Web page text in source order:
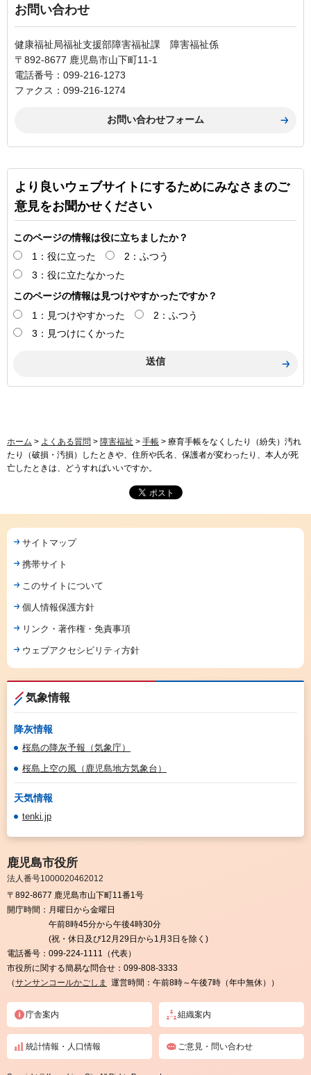
お問い合わせ
健康福祉局福祉支援部障害福祉課 障害福祉係
〒892-8677 鹿児島市山下町11-1
電話番号：099-216-1273
ファクス：099-216-1274
より良いウェブサイトにするためにみなさまのご
意見をお聞かせください
このページの情報は役に立ちましたか？
1：役に立った
2：ふつう
3：役に立たなかった
このページの情報は見つけやすかったですか？
1：見つけやすかった
2：ふつう
3：見つけにくかった
ホーム > よくある質問 > 障害福祉 > 手帳 > 療育手帳をなくしたり（紛失）汚れ
たり（破損・汚損）したときや、住所や氏名、保護者が変わったり、本人が死
亡したときは、どうすればいいですか。
サイトマップ
携帯サイト
このサイトについて
個人情報保護方針
リンク・著作権・免責事項
ウェブアクセシビリティ方針
気象情報
降灰情報
桜島の降灰予報（気象庁）
桜島上空の風（鹿児島地方気象台）
天気情報
tenki.jp
鹿児島市役所
法人番号1000020462012
〒892-8677 鹿児島市山下町11番1号
開庁時間： 月曜日から金曜日
午前8時45分から午後4時30分
(祝・休日及び12月29日から1月3日を除く)
電話番号： 099-224-1111（代表）
市役所に関する簡易な問合せ： 099-808-3333
（サンサンコールかごしま 運営時間：午前8時～午後7時（年中無休））
庁舎案内 組織案内
統計情報・人口情報 ご意見・問い合わせ